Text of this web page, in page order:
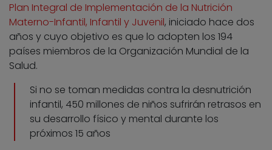
Plan Integral de Implementación de la Nutrición
Materno-Infantil, Infantil y Juvenil, iniciado hace dos
años y cuyo objetivo es que lo adopten los 194
países miembros de la Organización Mundial de la
Salud.
Si no se toman medidas contra la desnutrición
infantil, 450 millones de niños sufrirán retrasos en
su desarrollo físico y mental durante los
próximos 15 años